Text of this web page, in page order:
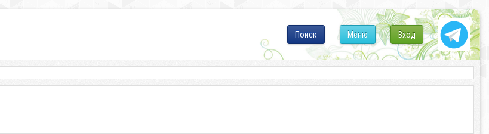
Вход
Меню
Поиск